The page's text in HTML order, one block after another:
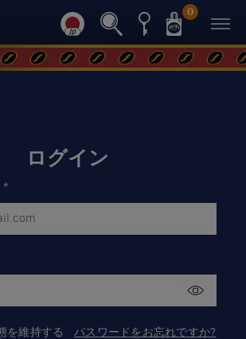
0
ログイン
*
を維持する パスワードをお忘れですか?